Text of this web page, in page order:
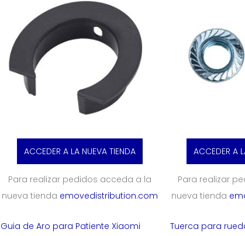
ACCEDER A LA NUEVA TIENDA
Para realizar pedidos acceda a la
nueva tienda emovedistribution.com
Guia de Aro para Patiente Xiaomi
ACCEDER A
Para realizar
nueva tienda
Tuerca para